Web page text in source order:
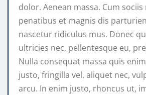
dolor. Aenean massa. Cum
penatibus et magnis dis
nascetur ridiculus mus. Donec
ultricies nec, pellentesque eu,
Nulla consequat massa quis
justo, fringilla vel, aliquet nec,
arcu. In enim justo, rhoncus ut,